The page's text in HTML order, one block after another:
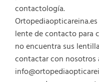
contactología.
lente de contacto para
no encuentra sus
contactar con nosotros